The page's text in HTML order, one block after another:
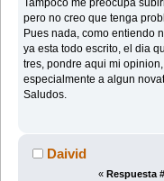
Tampoco me preocupa
pero no creo que tenga
Pues nada, como entiendo
ya esta todo escrito, el dia
tres, pondre aqui mi
especialmente a algun
Saludos.
Daivid
« Respuesta